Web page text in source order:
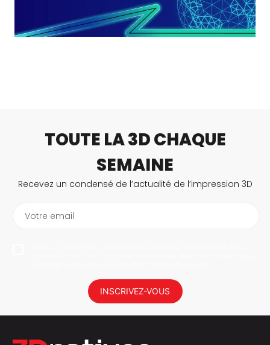
TOUTE LA 3D CHAQUE
SEMAINE
Recevez un condensé de l’actualité de l’impression 3D
Votre email
INSCRIVEZ-VOUS